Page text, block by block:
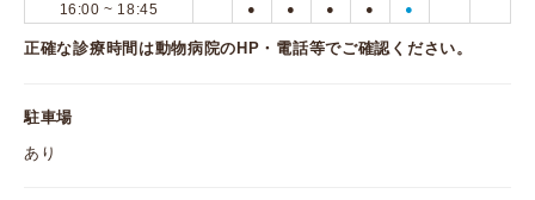
16:00 ~ 18:45 ● ● ● ● ●
正確な診療時間は動物病院のHP・電話等でご確認ください。
駐車場
あり